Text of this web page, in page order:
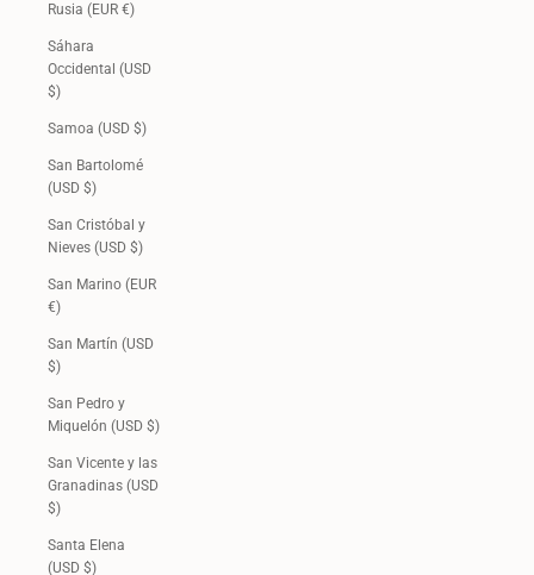
Rusia (EUR €)
Sáhara
Occidental (USD
$)
Samoa (USD $)
San Bartolomé
(USD $)
San Cristóbal y
Nieves (USD $)
San Marino (EUR
€)
San Martín (USD
$)
San Pedro y
Miquelón (USD $)
San Vicente y las
Granadinas (USD
$)
Santa Elena
(USD $)